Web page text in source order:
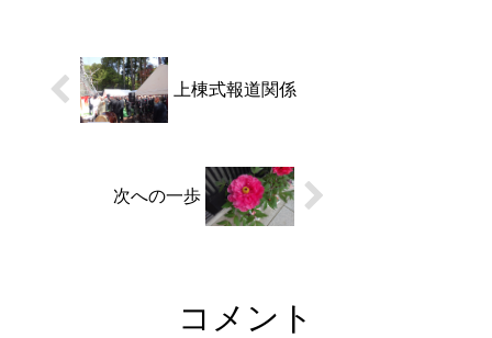
れのご対応をさせていた
だ...
上棟式報道関係
次への一歩
コメント